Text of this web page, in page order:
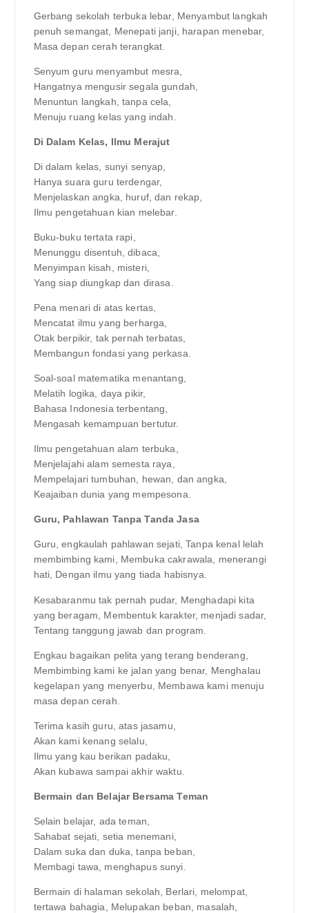
Gerbang sekolah terbuka lebar, Menyambut langkah
penuh semangat, Menepati janji, harapan menebar,
Masa depan cerah terangkat.
Senyum guru menyambut mesra,
Hangatnya mengusir segala gundah,
Menuntun langkah, tanpa cela,
Menuju ruang kelas yang indah.
Di Dalam Kelas, Ilmu Merajut
Di dalam kelas, sunyi senyap,
Hanya suara guru terdengar,
Menjelaskan angka, huruf, dan rekap,
Ilmu pengetahuan kian melebar.
Buku-buku tertata rapi,
Menunggu disentuh, dibaca,
Menyimpan kisah, misteri,
Yang siap diungkap dan dirasa.
Pena menari di atas kertas,
Mencatat ilmu yang berharga,
Otak berpikir, tak pernah terbatas,
Membangun fondasi yang perkasa.
Soal-soal matematika menantang,
Melatih logika, daya pikir,
Bahasa Indonesia terbentang,
Mengasah kemampuan bertutur.
Ilmu pengetahuan alam terbuka,
Menjelajahi alam semesta raya,
Mempelajari tumbuhan, hewan, dan angka,
Keajaiban dunia yang mempesona.
Guru, Pahlawan Tanpa Tanda Jasa
Guru, engkaulah pahlawan sejati, Tanpa kenal lelah
membimbing kami, Membuka cakrawala, menerangi
hati, Dengan ilmu yang tiada habisnya.
Kesabaranmu tak pernah pudar, Menghadapi kita
yang beragam, Membentuk karakter, menjadi sadar,
Tentang tanggung jawab dan program.
Engkau bagaikan pelita yang terang benderang,
Membimbing kami ke jalan yang benar, Menghalau
kegelapan yang menyerbu, Membawa kami menuju
masa depan cerah.
Terima kasih guru, atas jasamu,
Akan kami kenang selalu,
Ilmu yang kau berikan padaku,
Akan kubawa sampai akhir waktu.
Bermain dan Belajar Bersama Teman
Selain belajar, ada teman,
Sahabat sejati, setia menemani,
Dalam suka dan duka, tanpa beban,
Membagi tawa, menghapus sunyi.
Bermain di halaman sekolah, Berlari, melompat,
tertawa bahagia, Melupakan beban, masalah,